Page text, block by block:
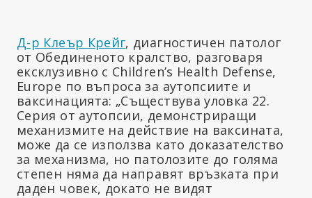
Д-р Клеър Крейг, диагностичен патолог
от Обединеното кралство, разговаря
ексклузивно с Children’s Health Defense,
Europe по въпроса за аутопсиите и
ваксинацията: „Съществува уловка 22.
Серия от аутопсии, демонстриращи
механизмите на действие на ваксината,
може да се използва като доказателство
за механизма, но патолозите до голяма
степен няма да направят връзката при
даден човек, докато не видят